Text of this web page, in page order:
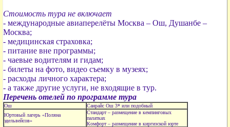
Стоимость тура не включает
- международные авиаперелёты Москва – Ош, Душанбе –
Москва;
- медицинская страховка;
- питание вне программы;
- чаевые водителям и гидам;
- билеты на фото, видео съемку в музеях;
- расходы личного характера;
- а также другие услуги, не входящие в тур.
Перечень отелей по программе тура
Ош
Санрайс Ош 3* или подобный
Юртовый лагерь «Поляна
эдельвейсов»
Стандарт – размещение в кемпинговых
палатках
Комфорт – размещение в киргизской юрте